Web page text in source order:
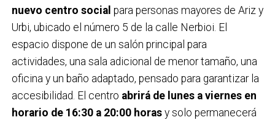
nuevo centro social para personas mayores de Ariz y
Urbi, ubicado el número 5 de la calle Nerbioi. El
espacio dispone de un salón principal para
actividades, una sala adicional de menor tamaño, una
oficina y un baño adaptado, pensado para garantizar la
accesibilidad. El centro abrirá de lunes a viernes en
horario de 16:30 a 20:00 horasy solo permanecerá